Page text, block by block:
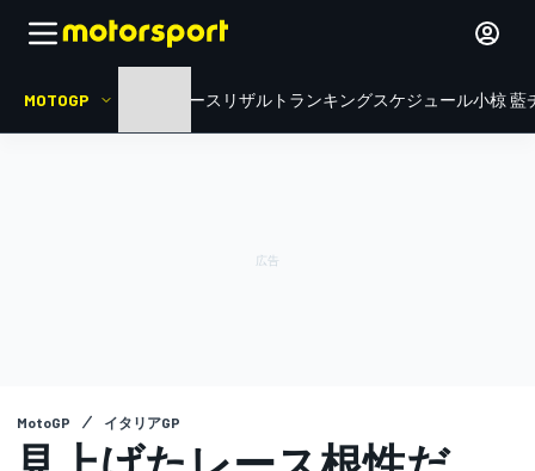
MOTOGP ニュース リザルト ランキングスケジュール小椋 藍
MotoGP イタリアGP